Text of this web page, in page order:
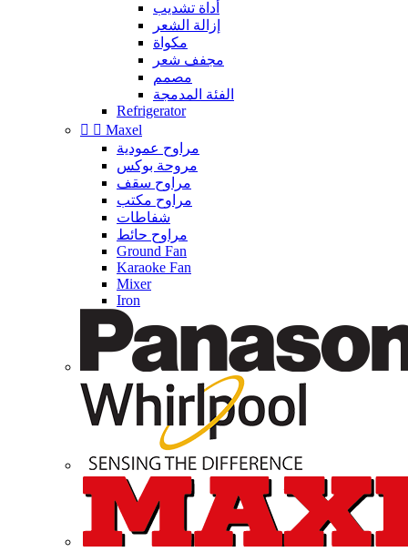
أداة تشديب
إزالة الشعر
مكواة
مجفف شعر
مصمم
الفئة المدمجة
Refrigerator
  Maxel
مراوح عمودية
مروحة بوكس
مراوح سقف
مراوح مكتب
شفاطات
مراوح حائط
Ground Fan
Karaoke Fan
Mixer
Iron